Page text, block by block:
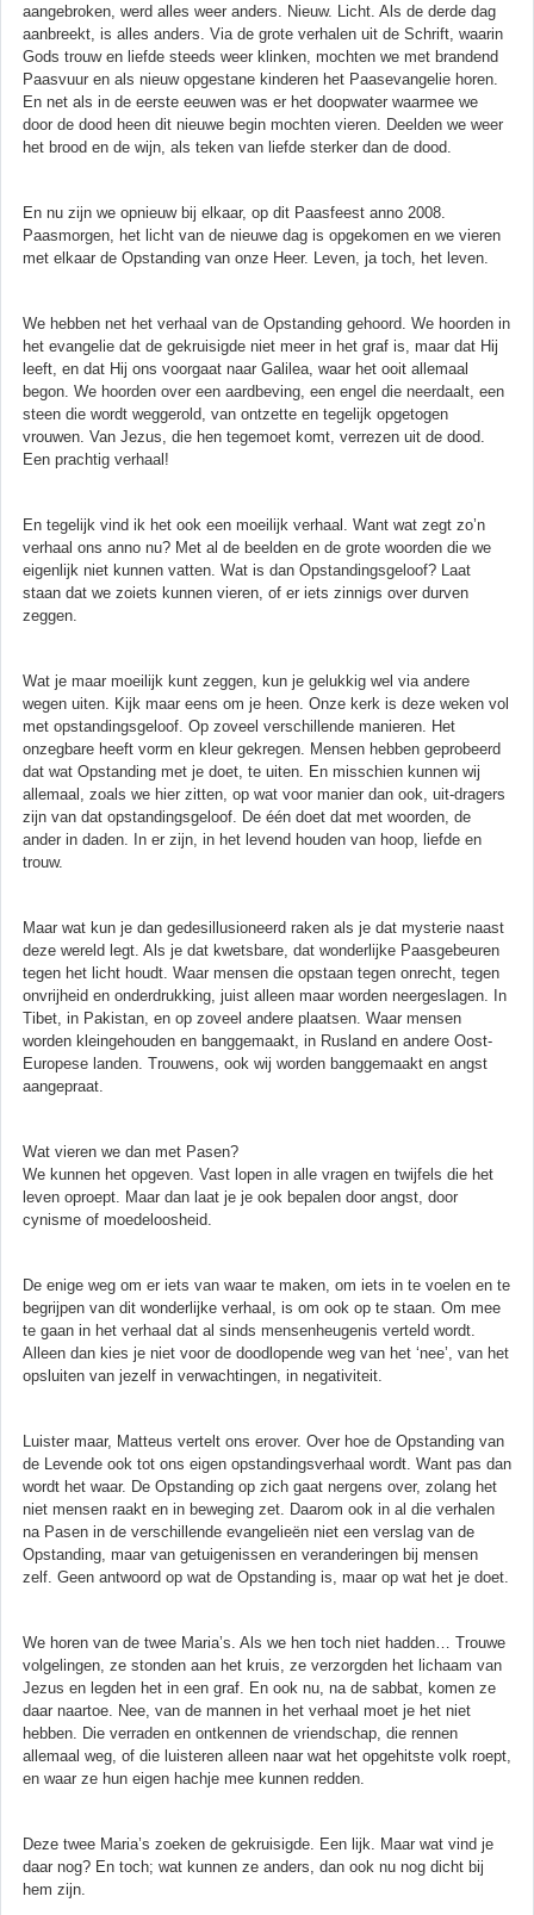
aangebroken, werd alles weer anders. Nieuw. Licht. Als de derde dag
aanbreekt, is alles anders. Via de grote verhalen uit de Schrift, waarin
Gods trouw en liefde steeds weer klinken, mochten we met brandend
Paasvuur en als nieuw opgestane kinderen het Paasevangelie horen.
En net als in de eerste eeuwen was er het doopwater waarmee we
door de dood heen dit nieuwe begin mochten vieren. Deelden we weer
het brood en de wijn, als teken van liefde sterker dan de dood.
En nu zijn we opnieuw bij elkaar, op dit Paasfeest anno 2008.
Paasmorgen, het licht van de nieuwe dag is opgekomen en we vieren
met elkaar de Opstanding van onze Heer. Leven, ja toch, het leven.
We hebben net het verhaal van de Opstanding gehoord. We hoorden in
het evangelie dat de gekruisigde niet meer in het graf is, maar dat Hij
leeft, en dat Hij ons voorgaat naar Galilea, waar het ooit allemaal
begon. We hoorden over een aardbeving, een engel die neerdaalt, een
steen die wordt weggerold, van ontzette en tegelijk opgetogen
vrouwen. Van Jezus, die hen tegemoet komt, verrezen uit de dood.
Een prachtig verhaal!
En tegelijk vind ik het ook een moeilijk verhaal. Want wat zegt zo’n
verhaal ons anno nu? Met al de beelden en de grote woorden die we
eigenlijk niet kunnen vatten. Wat is dan Opstandingsgeloof? Laat
staan dat we zoiets kunnen vieren, of er iets zinnigs over durven
zeggen.
Wat je maar moeilijk kunt zeggen, kun je gelukkig wel via andere
wegen uiten. Kijk maar eens om je heen. Onze kerk is deze weken vol
met opstandingsgeloof. Op zoveel verschillende manieren. Het
onzegbare heeft vorm en kleur gekregen. Mensen hebben geprobeerd
dat wat Opstanding met je doet, te uiten. En misschien kunnen wij
allemaal, zoals we hier zitten, op wat voor manier dan ook, uit-dragers
zijn van dat opstandingsgeloof. De één doet dat met woorden, de
ander in daden. In er zijn, in het levend houden van hoop, liefde en
trouw.
Maar wat kun je dan gedesillusioneerd raken als je dat mysterie naast
deze wereld legt. Als je dat kwetsbare, dat wonderlijke Paasgebeuren
tegen het licht houdt. Waar mensen die opstaan tegen onrecht, tegen
onvrijheid en onderdrukking, juist alleen maar worden neergeslagen. In
Tibet, in Pakistan, en op zoveel andere plaatsen. Waar mensen
worden kleingehouden en banggemaakt, in Rusland en andere Oost-
Europese landen. Trouwens, ook wij worden banggemaakt en angst
aangepraat.
Wat vieren we dan met Pasen?
We kunnen het opgeven. Vast lopen in alle vragen en twijfels die het
leven oproept. Maar dan laat je je ook bepalen door angst, door
cynisme of moedeloosheid.
De enige weg om er iets van waar te maken, om iets in te voelen en te
begrijpen van dit wonderlijke verhaal, is om ook op te staan. Om mee
te gaan in het verhaal dat al sinds mensenheugenis verteld wordt.
Alleen dan kies je niet voor de doodlopende weg van het ‘nee’, van het
opsluiten van jezelf in verwachtingen, in negativiteit.
Luister maar, Matteus vertelt ons erover. Over hoe de Opstanding van
de Levende ook tot ons eigen opstandingsverhaal wordt. Want pas dan
wordt het waar. De Opstanding op zich gaat nergens over, zolang het
niet mensen raakt en in beweging zet. Daarom ook in al die verhalen
na Pasen in de verschillende evangelieën niet een verslag van de
Opstanding, maar van getuigenissen en veranderingen bij mensen
zelf. Geen antwoord op wat de Opstanding is, maar op wat het je doet.
We horen van de twee Maria’s. Als we hen toch niet hadden… Trouwe
volgelingen, ze stonden aan het kruis, ze verzorgden het lichaam van
Jezus en legden het in een graf. En ook nu, na de sabbat, komen ze
daar naartoe. Nee, van de mannen in het verhaal moet je het niet
hebben. Die verraden en ontkennen de vriendschap, die rennen
allemaal weg, of die luisteren alleen naar wat het opgehitste volk roept,
en waar ze hun eigen hachje mee kunnen redden.
Deze twee Maria’s zoeken de gekruisigde. Een lijk. Maar wat vind je
daar nog? En toch; wat kunnen ze anders, dan ook nu nog dicht bij
hem zijn.